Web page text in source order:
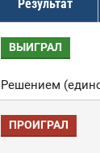
Результат
ВЫИГРАЛ
Решением
ПРОИГРАЛ